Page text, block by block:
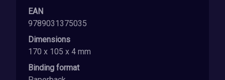
EAN
9789031375035
Dimensions
170 x 105 x 4 mm
Binding format